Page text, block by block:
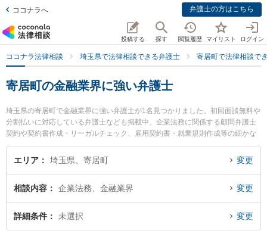
ココナラへ 弁護士の方はこちら
投稿する 探す 閲覧履歴 マイリスト ログイン
ココナラ法律相談 埼玉県で法律相談できる弁護士 寄居町で法律相談で
寄居町の金融業界に強い弁護士
埼玉県の寄居町で金融業界に強い弁護士が1名見つかりました。初回面談無料や
分割払いに対応している弁護士なども掲載中。企業法務に関係する顧問弁護士
契約や契約書作成・リーガルチェック、雇用契約書・就業規則作成等の細かな
分野での絞り込み検索もでき便利です。特にはなぞの法律事務所の門脇 清弁護
士のプロフィール情報や弁護士費用、強みなどが注目されています。『寄居町
談無料で金融業界を法律相談できる寄居町内の弁護士に相談予約したい』など
でお困りの相談者さんにおすすめです。
エリア 埼玉県、寄居町 変更
相談内容 企業法務、金融業界 変更
詳細条件 未選択 変更